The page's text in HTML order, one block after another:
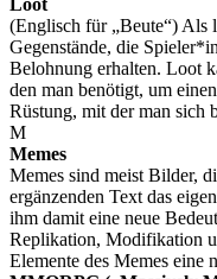
Loot
(Englisch für „Beute“) Als
Gegenstände, die
Belohnung erhalten. Loot
den man benötigt, um
Rüstung, mit der man sich
M
Memes
Memes sind meist Bilder,
ergänzenden Text das
ihm damit eine neue
Replikation, Modifikation
Elemente des Memes eine